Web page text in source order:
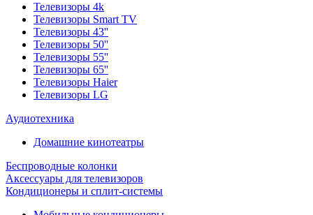
Телевизоры 4k
Телевизоры Smart TV
Телевизоры 43''
Телевизоры 50''
Телевизоры 55''
Телевизоры 65''
Телевизоры Haier
Телевизоры LG
Аудиотехника
Домашние кинотеатры
Беспроводные колонки
Аксессуары для телевизоров
Кондиционеры и сплит-системы